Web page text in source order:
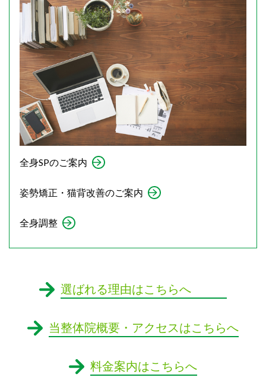
全身SPのご案内
姿勢矯正・猫背改善のご案内
全身調整
選ばれる理由はこちらへ
当整体院概要・アクセスはこちらへ
料金案内はこちらへ